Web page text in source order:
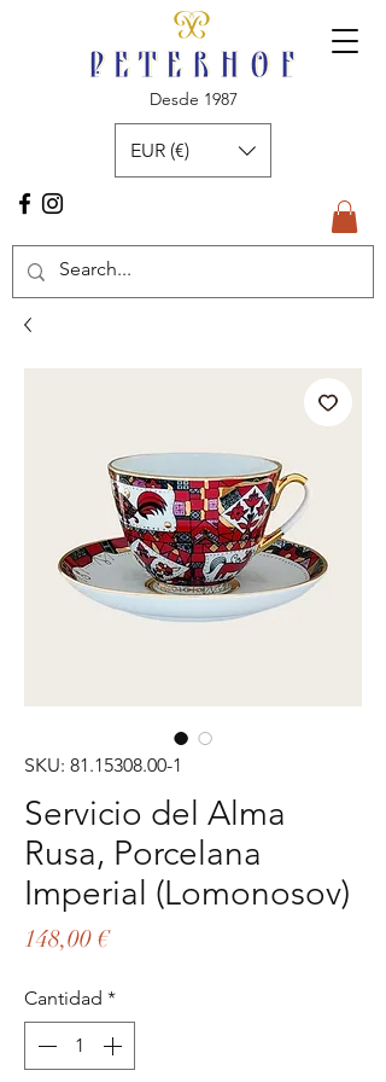
Desde 1987
EUR (€)
SKU: 81.15308.00-1
Servicio del Alma
Rusa, Porcelana
Imperial (Lomonosov)
148,00 €Precio
Cantidad *